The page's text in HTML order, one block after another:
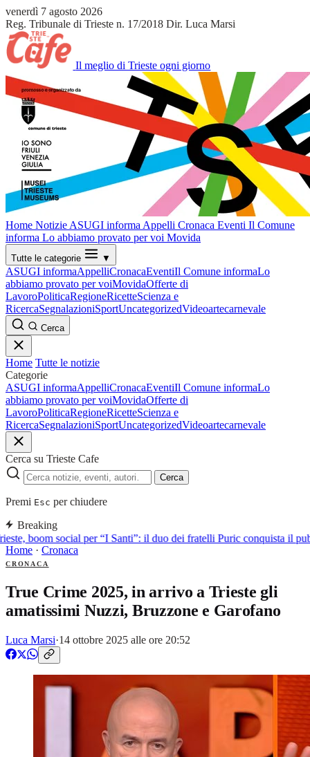
venerdì 7 agosto 2026
Reg. Tribunale di Trieste n. 17/2018 Dir. Luca Marsi
Il meglio di Trieste ogni giorno
Home Notizie ASUGI informa Appelli Cronaca Eventi Il Comune
informa Lo abbiamo provato per voi Movida
Tutte le categorie ▼
ASUGI informaAppelliCronacaEventiIl Comune informaLo
abbiamo provato per voiMovidaOfferte di
LavoroPoliticaRegioneRicetteScienza e
RicercaSegnalazioniSportUncategorizedVideoartecarnevale
Cerca
Home Tutte le notizie
Categorie
ASUGI informaAppelliCronacaEventiIl Comune informaLo
abbiamo provato per voiMovidaOfferte di
LavoroPoliticaRegioneRicetteScienza e
RicercaSegnalazioniSportUncategorizedVideoartecarnevale
Cerca su Trieste Cafe
Cerca
Premi Esc per chiudere
Breaking
boom social per “I Santi”: il duo dei fratelli Puric conquista il
Home · Cronaca
CRONACA
True Crime 2025, in arrivo a Trieste gli
amatissimi Nuzzi, Bruzzone e Garofano
Luca Marsi·14 ottobre 2025 alle ore 20:52